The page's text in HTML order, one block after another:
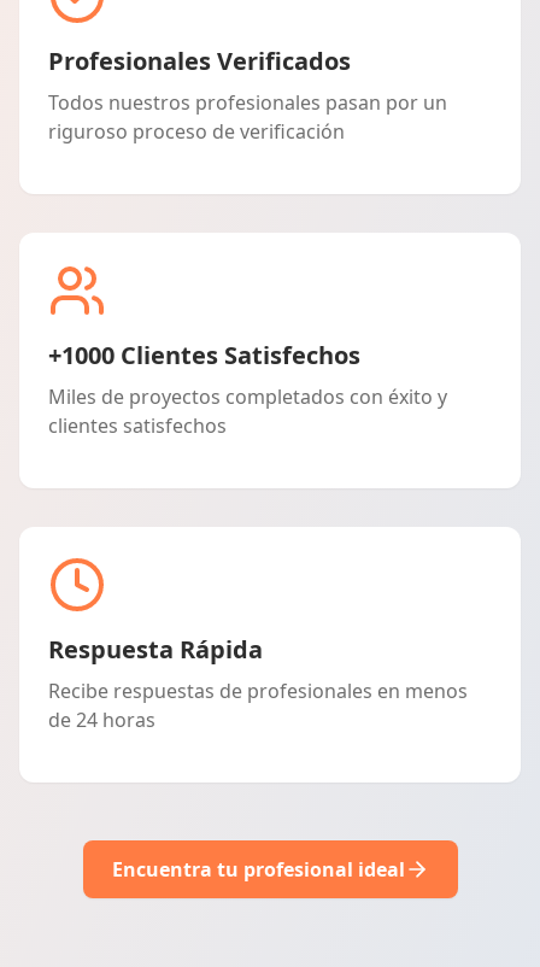
Profesionales Verificados
Todos nuestros profesionales pasan por un
riguroso proceso de verificación
+1000 Clientes Satisfechos
Miles de proyectos completados con éxito y
clientes satisfechos
Respuesta Rápida
Recibe respuestas de profesionales en menos
de 24 horas
Encuentra tu profesional ideal